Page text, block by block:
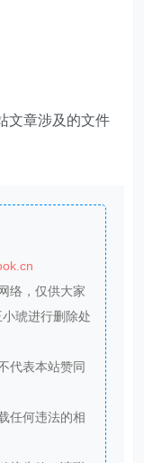
文章涉及的文件
络，仅供大家
琥进行删除处
代表本站赞同
任何违法的相